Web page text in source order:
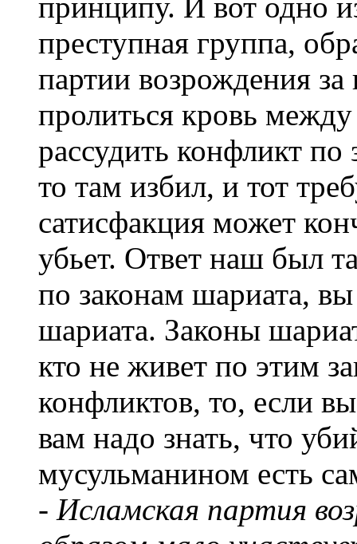
преступная группа,
партии возрождения
пролиться кровь
рассудить конфликт
то там избил, и тот
сатисфакция может
убьет. Ответ наш был
по законам шариата,
шариата. Законы
кто не живет по этим
конфликтов, то, если
вам надо знать, что
мусульманином есть
- Исламская партия